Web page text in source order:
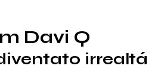
Davi Q
irrealtá